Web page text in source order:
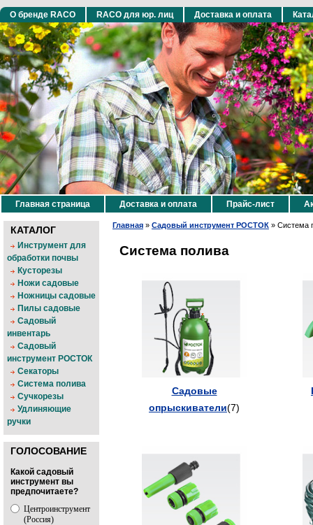
О бренде RACO RACO для юр. лиц Доставка и оплата
Главная страница Доставка и оплата Прайс-лист
КАТАЛОГ
Инструмент для
обработки почвы
Кусторезы
Ножи садовые
Ножницы садовые
Пилы садовые
Садовый
инвентарь
Садовый
инструмент РОСТОК
Секаторы
Система полива
Сучкорезы
Удлиняющие
ручки
ГОЛОСОВАНИЕ
Какой садовый
инструмент вы
предпочитаете?
Центроинструмент
(Россия)
Главная » Садовый инструмент РОСТОК » Система
Система полива
Садовые
опрыскиватели(7)